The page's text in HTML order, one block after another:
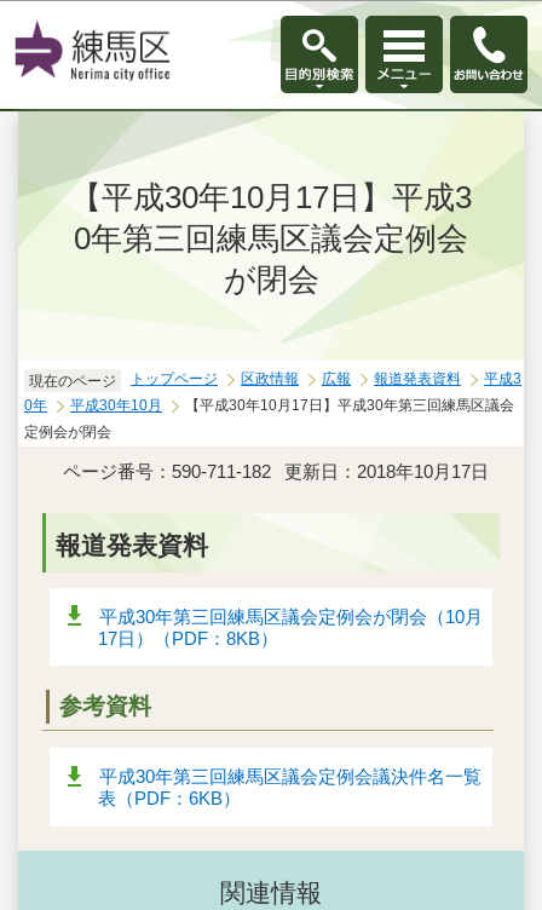
このページの本文へ移動
【平成30年10月17日】平成3
0年第三回練馬区議会定例会
が閉会
現在のページ トップページ 区政情報 広報 報道発表資料
平成3
0年
平成30年10月
【平成30年10月17日】平成30年第三回練馬区議会
定例会が閉会
ページ番号：590-711-182 更新日：2018年10月17日
報道発表資料
平成30年第三回練馬区議会定例会が閉会（10月
17日）（PDF：8KB）
参考資料
平成30年第三回練馬区議会定例会議決件名一覧
表（PDF：6KB）
関連情報